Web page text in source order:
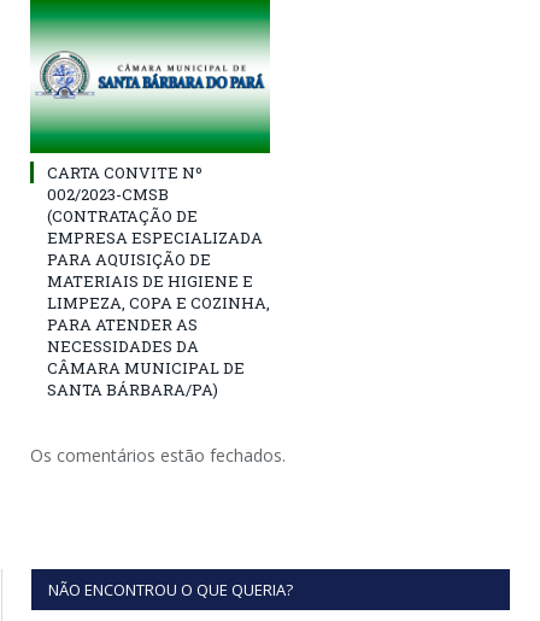
CARTA CONVITE Nº
002/2023-CMSB
(CONTRATAÇÃO DE
EMPRESA ESPECIALIZADA
PARA AQUISIÇÃO DE
MATERIAIS DE HIGIENE E
LIMPEZA, COPA E COZINHA,
PARA ATENDER AS
NECESSIDADES DA
CÂMARA MUNICIPAL DE
SANTA BÁRBARA/PA)
Os comentários estão fechados.
NÃO ENCONTROU O QUE QUERIA?